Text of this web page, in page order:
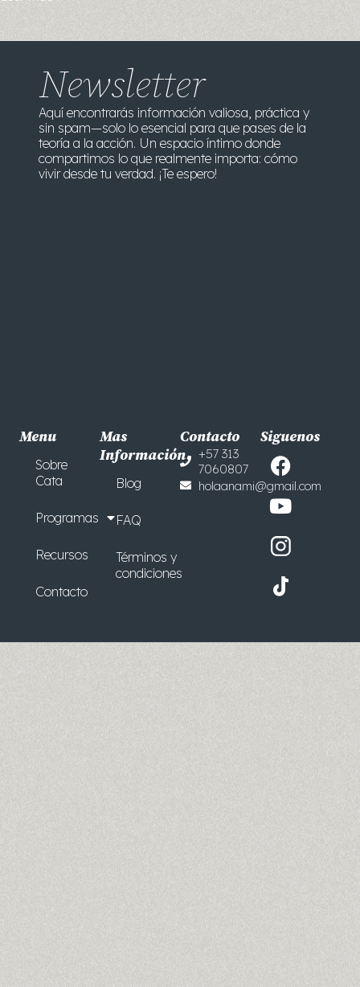
Newsletter
Aquí encontrarás información valiosa, práctica y
sin spam—solo lo esencial para que pases de la
teoría a la acción. Un espacio íntimo donde
compartimos lo que realmente importa: cómo
vivir desde tu verdad. ¡Te espero!
Menu
Sobre
Cata
Programas
Recursos
Contacto
Mas
Información
Blog
FAQ
Términos y
condiciones
Siguenos
F
a
c
e
b
o
o
k
Y
o
u
t
u
b
e
Contacto
+57 313
7060807
holaanami@gmail.com